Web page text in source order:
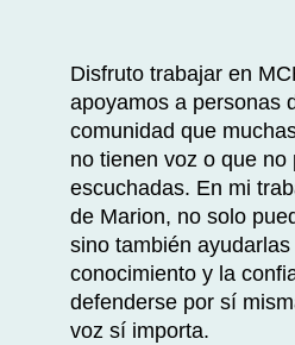
Disfruto trabajar en
apoyamos a personas
comunidad que
no tienen voz o que no
escuchadas. En mi
de Marion, no solo
sino también ayudarlas
conocimiento y la
defenderse por sí
voz sí importa.